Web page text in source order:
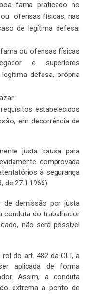
fama praticado no
ou ofensas físicas, nas
de legítima defesa,
ou ofensas físicas
e superiores
defesa, própria
estabelecidos
em decorrência de
justa causa para
comprovada
à segurança
de 27.1.1966).
de demissão por justa
conduta do trabalhador
não será possível
do art. 482 da CLT, a
aplicada de forma
Assim, a conduta
extrema a ponto de